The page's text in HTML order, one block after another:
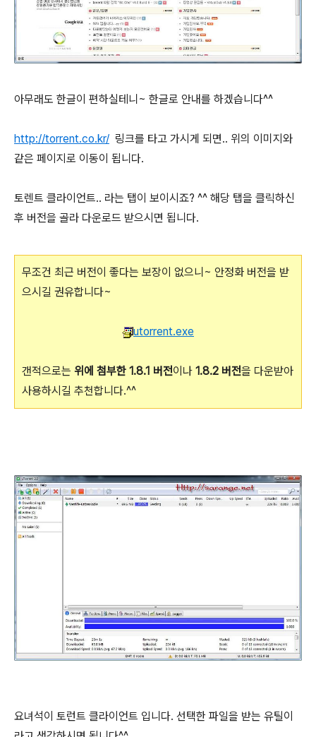
아무래도 한글이 편하실테니~ 한글로 안내를 하겠습니다^^
http://torrent.co.kr/ 링크를 타고 가시게 되면.. 위의 이미지와
같은 페이지로 이동이 됩니다.
토렌트 클라이언트.. 라는 탭이 보이시죠? ^^ 해당 탭을 클릭하신
후 버전을 골라 다운로드 받으시면 됩니다.
무조건 최근 버전이 좋다는 보장이 없으니~ 안정화 버전을 받
으시길 권유합니다~
utorrent.exe
갠적으로는 위에 첨부한 1.8.1 버전이나 1.8.2 버전을 다운받아
사용하시길 추천합니다.^^
요녀석이 토런트 클라이언트 입니다. 선택한 파일을 받는 유틸이